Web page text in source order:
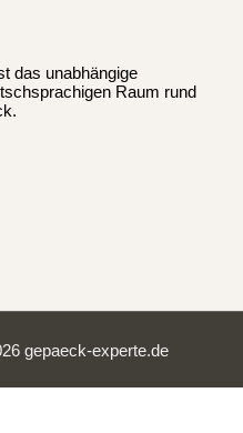
das unabhängige
Raum rund
gepaeck-experte.de